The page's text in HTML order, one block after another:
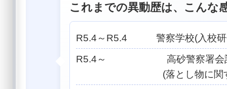
これまでの異動歴は、こんな
R5.4～R5.4 警察学校(入校研
R5.4～ 高砂警察署会
(落とし物に関す